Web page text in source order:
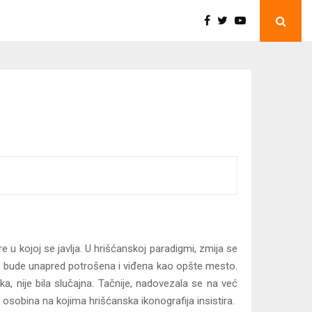
u kojoj se javlja. U hrišćanskoj paradigmi, zmija se
unapred potrošena i viđena kao opšte mesto.
nije bila slučajna. Tačnije, nadovezala se na već
na kojima hrišćanska ikonografija insistira.